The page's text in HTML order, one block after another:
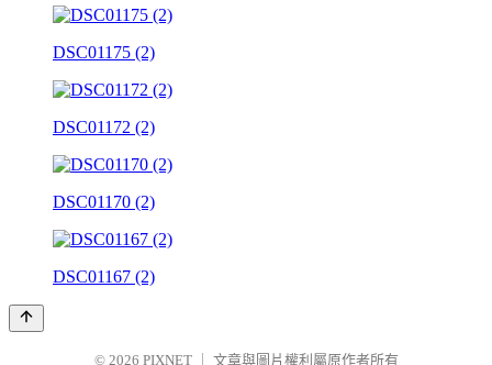
DSC01175 (2)
DSC01172 (2)
DSC01170 (2)
DSC01167 (2)
© 2026 PIXNET 文章與圖片權利屬原作者所有